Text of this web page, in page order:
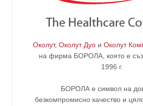
Околут, Околут Дуо и Околут
на фирма БОРОЛА , която е
1996 г.
БОРОЛА е символ на
безкомпромисно качество и